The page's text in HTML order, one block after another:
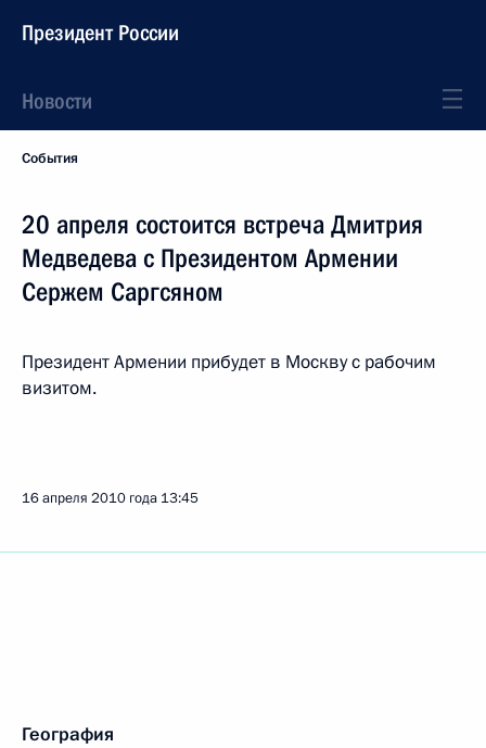
Президент России
Новости
События
20 апреля состоится встреча Дмитрия
Медведева с Президентом Армении
Сержем Саргсяном
Президент Армении прибудет в Москву с рабочим
визитом.
16 апреля 2010 года 13:45
География